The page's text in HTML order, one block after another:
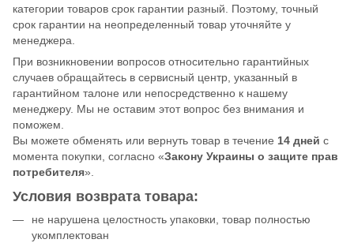
категории товаров срок гарантии разный. Поэтому, точный
срок гарантии на неопределенный товар уточняйте у
менеджера.
При возникновении вопросов относительно гарантийных
случаев обращайтесь в сервисный центр, указанный в
гарантийном талоне или непосредственно к нашему
менеджеру. Мы не оставим этот вопрос без внимания и
поможем.
Вы можете обменять или вернуть товар в течение 14 дней с
момента покупки, согласно «Закону Украины о защите прав
потребителя».
Условия возврата товара:
не нарушена целостность упаковки, товар полностью
укомплектован